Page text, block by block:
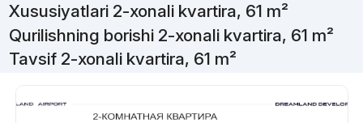
Xususiyatlari 2-xonali kvartira, 61 m²
Qurilishning borishi 2-xonali kvartira, 61 m²
Tavsif 2-xonali kvartira, 61 m²